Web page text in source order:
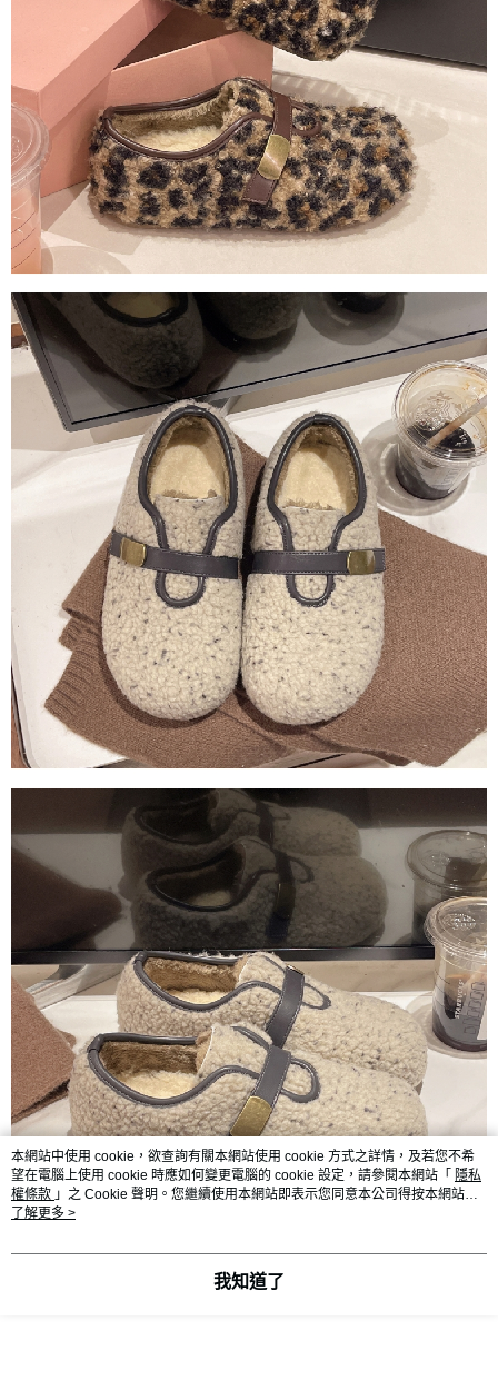
本網站中使用 cookie，欲查詢有關本網站使用 cookie 方式之詳情，及若您不希
望在電腦上使用 cookie 時應如何變更電腦的 cookie 設定，請參閱本網站「 隱私
權條款 」之 Cookie 聲明。您繼續使用本網站即表示您同意本公司得按本網站使
用條款之 Cookie 聲明使用 cookie。
了解更多 >
我知道了